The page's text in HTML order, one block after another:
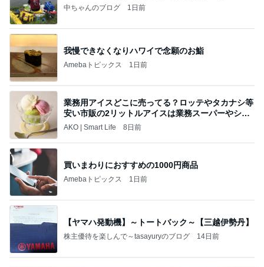
中ちゃんのブログ 1日前
我慢できなくなりハワイで念願のお鮨
Amebaトピックス 1日前
業務用アイスどこに売ってる？ロッテやタカナシ等
安い市販の2リットルアイスは業務スーパーやシャ
トレ
AKO | Smart Life 8日前
買いまわりにおすすめの1000円商品
Amebaトピックス 1日前
【ヤマハ発動機】～トートバック～【三越伊勢丹】
株主優待を楽しんで～tasayuryのブログ 14日前